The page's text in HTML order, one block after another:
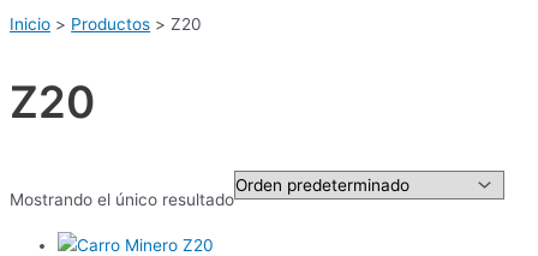
Inicio Productos Z20
Z20
Mostrando el único resultado